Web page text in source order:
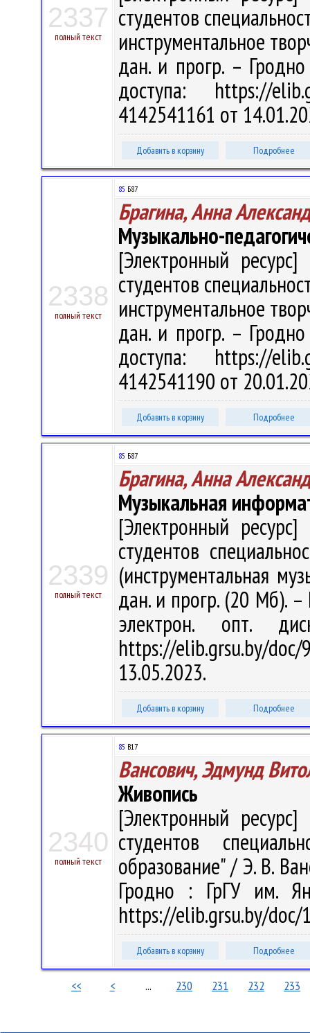
2337
полный текст
студентов
инструментальное
дан. и прогр. –
доступа: https://
4142541161 от
Добавить в корзину Подробнее
2338
полный текст
85 Б87
Брагина, Анна
Музыкально-
[Электронный
студентов
инструментальное
дан. и прогр. –
доступа: https://
4142541190 от
Добавить в корзину Подробнее
2339
полный текст
85 Б87
Брагина, Анна
Музыкальная
[Электронный
студентов
(инструментальная
дан. и прогр. (20 Мб).
электрон. опт.
https://elib.grsu.by/
13.05.2023.
Добавить в корзину Подробнее
2340
полный текст
85 В17
Вансович, Эдмунд
Живопись
[Электронный
студентов
образование" / Э. В.
Гродно : ГрГУ им.
https://elib.grsu.by/
Добавить в корзину Подробнее
<< < ... 230 231 232 233